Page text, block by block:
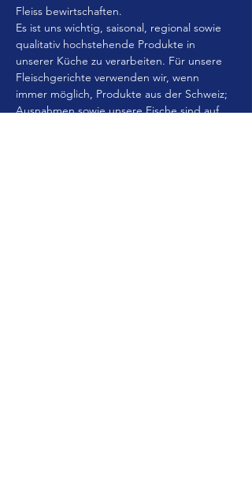
Fleiss bewirtschaften.
Es ist uns wichtig, saisonal, regional sowie
qualitativ hochstehende Produkte in
unserer Küche zu verarbeiten. Für unsere
Fleischgerichte verwenden wir, wenn
immer möglich, Produkte aus der Schweiz;
Ausnahmen sowie unsere Fische sind auf